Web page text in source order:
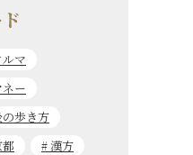
ルマ
ネー
歩き方
漢方